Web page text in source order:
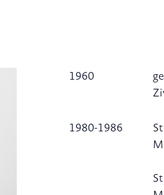
1960
1980-1986